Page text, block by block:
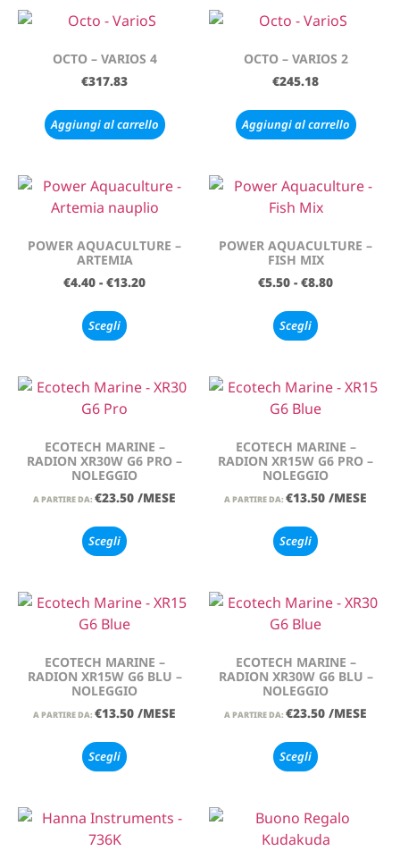
OCTO – VARIOS 4
€317.83
Aggiungi al carrello
OCTO – VARIOS 2
€245.18
Aggiungi al carrello
POWER AQUACULTURE –
ARTEMIA
€4.40 - €13.20
Scegli
POWER AQUACULTURE –
FISH MIX
€5.50 - €8.80
Scegli
ECOTECH MARINE –
RADION XR30W G6 PRO –
NOLEGGIO
A PARTIRE DA: €23.50 /MESE
Scegli
ECOTECH MARINE –
RADION XR15W G6 PRO –
NOLEGGIO
A PARTIRE DA: €13.50 /MESE
Scegli
ECOTECH MARINE –
RADION XR15W G6 BLU –
NOLEGGIO
A PARTIRE DA: €13.50 /MESE
Scegli
ECOTECH MARINE –
RADION XR30W G6 BLU –
NOLEGGIO
A PARTIRE DA: €23.50 /MESE
Scegli